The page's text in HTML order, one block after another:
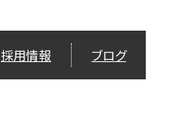
採用情報 ブログ